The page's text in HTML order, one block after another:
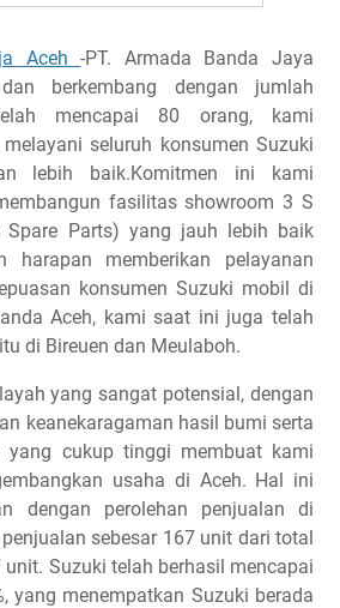
Aceh-PT. Armada Banda Jaya
berkembang dengan jumlah
mencapai 80 orang, kami
seluruh konsumen Suzuki
lebih baik.Komitmen ini kami
fasilitas showroom 3 S
Spare Parts) yang jauh lebih baik
harapan memberikan pelayanan
konsumen Suzuki mobil di
Aceh, kami saat ini juga telah
di Bireuen dan Meulaboh.
yang sangat potensial, dengan
keanekaragaman hasil bumi serta
yang cukup tinggi membuat kami
usaha di Aceh. Hal ini
dengan perolehan penjualan di
sebesar 167 unit dari total
unit. Suzuki telah berhasil mencapai
yang menempatkan Suzuki berada